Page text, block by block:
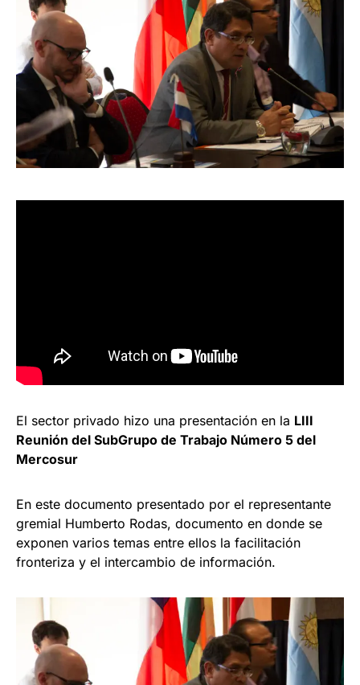
El sector privado hizo una presentación en la LIII
Reunión del SubGrupo de Trabajo Número 5 del
Mercosur
En este documento presentado por el representante
gremial Humberto Rodas, documento en donde se
exponen varios temas entre ellos la facilitación
fronteriza y el intercambio de información.